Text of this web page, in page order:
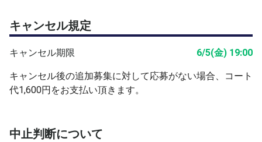
キャンセル規定
キャンセル期限 6/5(金) 19:00
キャンセル後の追加募集に対して応募がない場合、コート
代1,600円をお支払い頂きます。
中止判断について